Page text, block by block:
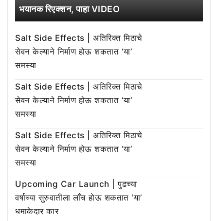
भयानक रिएक्शन, पाहा VIDEO
Salt Side Effects | अतिरिक्त मिठाचे
सेवन केल्याने निर्माण होऊ शकतात ‘या’
समस्या
Salt Side Effects | अतिरिक्त मिठाचे
सेवन केल्याने निर्माण होऊ शकतात ‘या’
समस्या
Salt Side Effects | अतिरिक्त मिठाचे
सेवन केल्याने निर्माण होऊ शकतात ‘या’
समस्या
Upcoming Car Launch | पुढच्या
वर्षाच्या सुरुवातीला लाँच होऊ शकतात ‘या’
धमाकेदार कार